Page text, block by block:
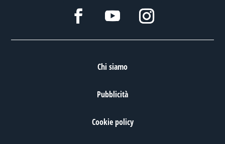
Chi siamo
Pubblicità
Cookie policy